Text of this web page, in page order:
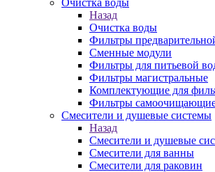
Очистка воды
Назад
Очистка воды
Фильтры
Сменные модули
Фильтры для питьевой
Фильтры магистральные
Комплектующие для
Фильтры
Смесители и душевые системы
Назад
Смесители и душевые
Смесители для ванны
Смесители для раковин